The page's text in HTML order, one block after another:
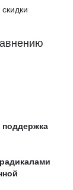
поддержка